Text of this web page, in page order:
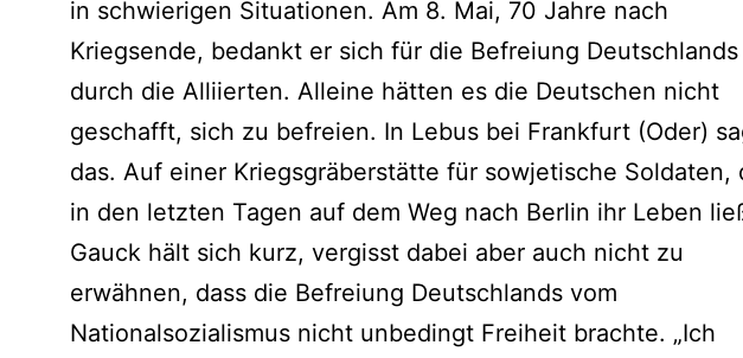
in schwierigen Situationen. Am 8. Mai, 70 Jahre nach
Kriegsende, bedankt er sich für die Befreiung Deutschlands
durch die Alliierten. Alleine hätten es die Deutschen nicht
geschafft, sich zu befreien. In Lebus bei Frankfurt (Oder)
das. Auf einer Kriegsgräberstätte für sowjetische Soldaten,
in den letzten Tagen auf dem Weg nach Berlin ihr Leben
Gauck hält sich kurz, vergisst dabei aber auch nicht zu
erwähnen, dass die Befreiung Deutschlands vom
Nationalsozialismus nicht unbedingt Freiheit brachte. „Ich